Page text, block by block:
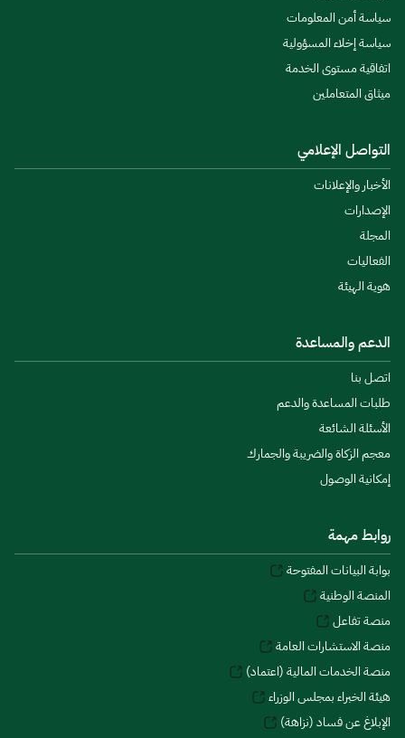
سياسة أمن المعلومات
سياسة إخلاء المسؤولية
اتفاقية مستوى الخدمة
ميثاق المتعاملين
التواصل الإعلامي
الأخبار والإعلانات
الإصدارات
المجلة
الفعاليات
هوية الهيئة
الدعم والمساعدة
اتصل بنا
طلبات المساعدة والدعم
الأسئلة الشائعة
معجم الزكاة والضريبة والجمارك
إمكانية الوصول
روابط مهمة
بوابة البيانات المفتوحة
المنصة الوطنية
منصة تفاعل
منصة الاستشارات العامة
منصة الخدمات المالية (اعتماد)
هيئة الخبراء بمجلس الوزراء
الإبلاغ عن فساد (نزاهة)